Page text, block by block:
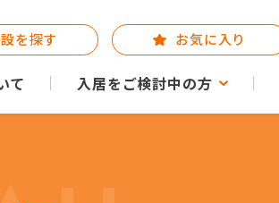
て 入居をご検討中の方
を探す お気に入り